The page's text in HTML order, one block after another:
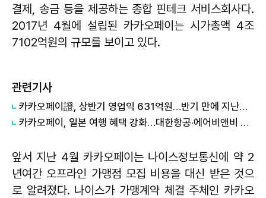
결제, 송금 등을 제공하는 종합 핀테크 서비스회사다.
2017년 4월에 설립된 카카오페이는 시가총액 4조
7102억원의 규모를 보이고 있다.
관련기사
카카오페이證, 상반기 영업익 631억원…반기 만에 지난해 연간 실적 넘었다
카카오페이, 일본 여행 혜택 강화…대한항공·에어비앤비 할인 한 번에
앞서 지난 4월 카카오페이는 나이스정보통신에 약 2
년여간 오프라인 가맹점 모집 비용을 대신 받은 것으
로 알려졌다. 나이스가 가맹계약 체결 주체인 카카오